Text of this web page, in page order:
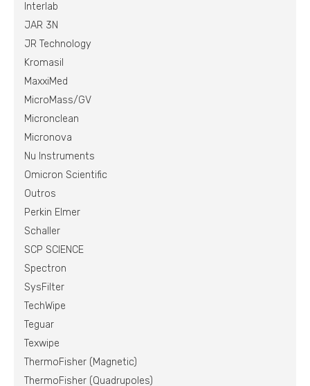
Interlab
JAR 3N
JR Technology
Kromasil
MaxxiMed
MicroMass/GV
Micronclean
Micronova
Nu Instruments
Omicron Scientific
Outros
Perkin Elmer
Schaller
SCP SCIENCE
Spectron
SysFilter
TechWipe
Teguar
Texwipe
ThermoFisher (Magnetic)
ThermoFisher (Quadrupoles)